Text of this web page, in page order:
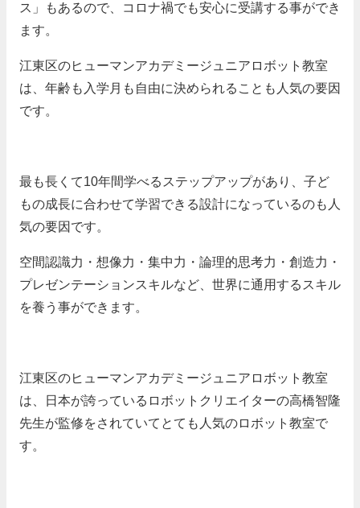
ス」もあるので、コロナ禍でも安心に受講する事ができ
ます。
江東区のヒューマンアカデミージュニアロボット教室
は、年齢も入学月も自由に決められることも人気の要因
です。
最も長くて10年間学べるステップアップがあり、子ど
もの成長に合わせて学習できる設計になっているのも人
気の要因です。
空間認識力・想像力・集中力・論理的思考力・創造力・
プレゼンテーションスキルなど、世界に通用するスキル
を養う事ができます。
江東区のヒューマンアカデミージュニアロボット教室
は、日本が誇っているロボットクリエイターの高橋智隆
先生が監修をされていてとても人気のロボット教室で
す。